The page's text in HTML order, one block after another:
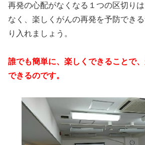
再発の心配がなくなる１つの区切り
なく、楽しくがんの再発を予防でき
り入れましょう。
誰でも簡単に、楽しくできることで
できるのです。